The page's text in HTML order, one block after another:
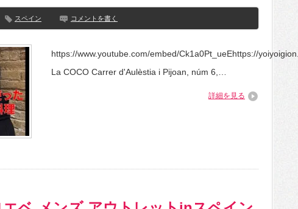
スペイン コメントを書く
https://www.youtube.com/embed/Ck1a0Pt_ueEhttps://
La COCO Carrer d'Aulèstia i Pijoan, núm 6,…
詳細を見る